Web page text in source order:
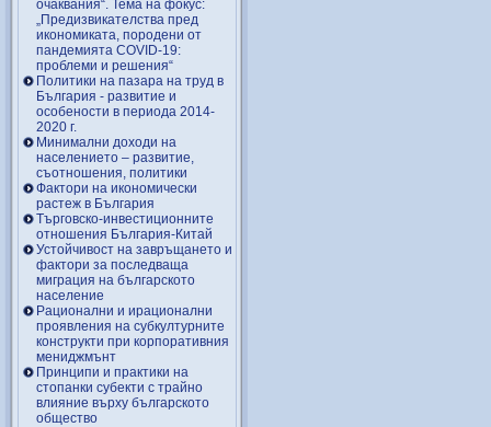
очаквания“. Тема на фокус:
„Предизвикателства пред
икономиката, породени от
пандемията COVID-19:
проблеми и решения“
Политики на пазара на труд в
България - развитие и
особености в периода 2014-
2020 г.
Минимални доходи на
населението – развитие,
съотношения, политики
Фактори на икономически
растеж в България
Търговско-инвестиционните
отношения България-Китай
Устойчивост на завръщането и
фактори за последваща
миграция на българското
население
Рационални и ирационални
проявления на субкултурните
конструкти при корпоративния
мениджмънт
Принципи и практики на
стопанки субекти с трайно
влияние върху българското
общество